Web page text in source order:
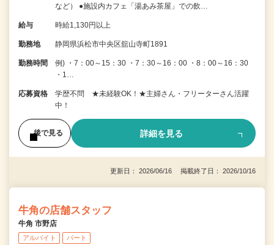
など） ●施設内カフェ「湯あみ茶屋」での飲…
給与 時給1,130円以上
勤務地 静岡県浜松市中央区舘山寺町1891
勤務時間
例) ・7：00～15：30 ・7：30～16：00 ・8：00～16：30
・1…
応募資格
学歴不問 ★未経験OK！★主婦さん・フリーターさん活躍
中！
後で見る 詳細を見る
更新日： 2026/06/16 掲載終了日： 2026/10/16
牛角の店舗スタッフ
牛角 市野店
アルバイト パート